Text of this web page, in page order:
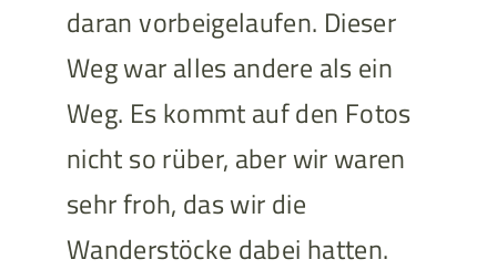
daran vorbeigelaufen. Dieser
Weg war alles andere als ein
Weg. Es kommt auf den Fotos
nicht so rüber, aber wir waren
sehr froh, das wir die
Wanderstöcke dabei hatten.